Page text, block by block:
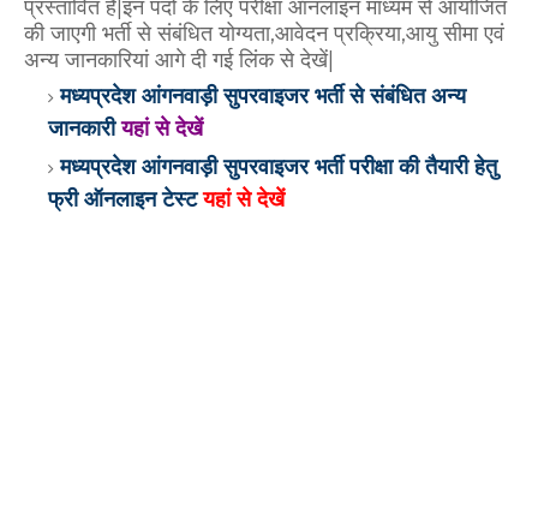
प्रस्तावित है|इन पदों के लिए परीक्षा ऑनलाइन माध्यम से आयोजित
की जाएगी भर्ती से संबंधित योग्यता,आवेदन प्रक्रिया,आयु सीमा एवं
अन्य जानकारियां आगे दी गई लिंक से देखें|
मध्यप्रदेश आंगनवाड़ी सुपरवाइजर भर्ती से संबंधित अन्य
जानकारीयहां से देखें
मध्यप्रदेश आंगनवाड़ी सुपरवाइजर भर्ती परीक्षा की तैयारी हेतु
फ्री ऑनलाइन टेस्टयहां से देखें